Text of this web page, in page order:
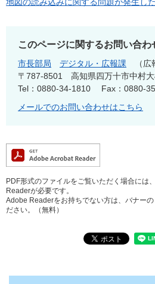
このページに関するお問い合わ
市長部局 デジタル・広報課
広
〒787-8501
高知県四万十市中村
Tel：0880-34-1810
Fax：0880-
メールでのお問い合わせはこちら
PDF形式のファイルをご覧いただく場合には
Readerが必要です。
Adobe Readerをお持ちでない方は、バナー
ださい。（無料）